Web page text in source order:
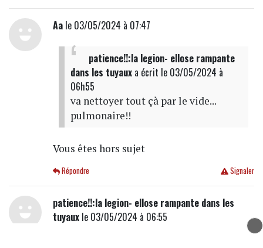
Aale 03/05/2024 à 07:47
patience!!:la legion- ellose rampante
dans les tuyauxa écrit le 03/05/2024 à
06h55
va nettoyer tout çà par le vide...
pulmonaire!!
Vous êtes hors sujet
Signaler
Répondre
patience!!:la legion- ellose rampante dans les
tuyauxle 03/05/2024 à 06:55